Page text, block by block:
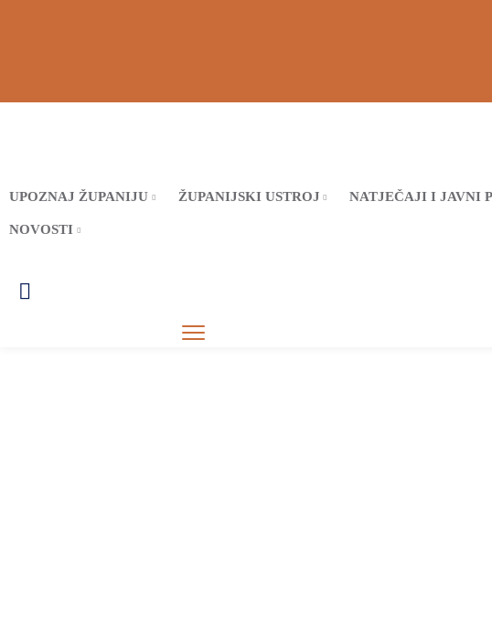
UPOZNAJ ŽUPANIJU ŽUPANIJSKI USTROJ NATJEČAJI I JAVNI
NOVOSTI